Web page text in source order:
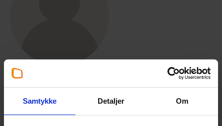
Samtykke Detaljer Om
Henrik Welinder
Partner,Statsautoriseret revisor